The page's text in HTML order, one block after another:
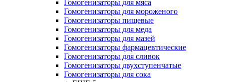
Гомогенизаторы для мяса
Гомогенизаторы для мороженого
Гомогенизаторы пищевые
Гомогенизаторы для меда
Гомогенизаторы для мазей
Гомогенизаторы фармацевтические
Гомогенизаторы для сливок
Гомогенизаторы двухступенчатые
Гомогенизаторы для сока